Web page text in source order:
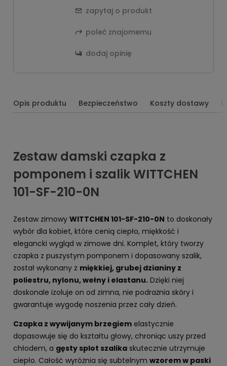
zapytaj o produkt
poleć znajomemu
dodaj opinię
Opis produktu Bezpieczeństwo Koszty dostawy
Zestaw damski czapka z
pomponem i szalik WITTCHEN
101-SF-210-0N
Zestaw zimowy WITTCHEN 101-SF-210-0N to doskonały
wybór dla kobiet, które cenią ciepło, miękkość i
elegancki wygląd w zimowe dni. Komplet, który tworzy
czapka z puszystym pomponem i dopasowany szalik,
został wykonany z miękkiej, grubej dzianiny z
poliestru, nylonu, wełny i elastanu. Dzięki niej
doskonale izoluje on od zimna, nie podrażnia skóry i
gwarantuje wygodę noszenia przez cały dzień.
Czapka z wywijanym brzegiem elastycznie
dopasowuje się do kształtu głowy, chroniąc uszy przed
chłodem, a gęsty splot szalika skutecznie utrzymuje
ciepło. Całość wyróżnia się subtelnym wzorem w paski